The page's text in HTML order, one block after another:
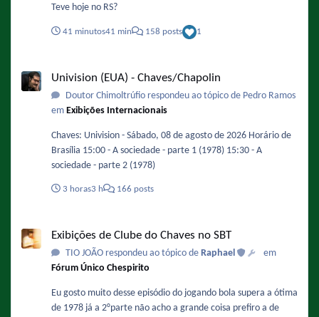
Teve hoje no RS?
41 minutos41 min 158 posts 1
Univision (EUA) - Chaves/Chapolin
Doutor Chimoltrúfio respondeu ao tópico de Pedro Ramos
em Exibições Internacionais
Chaves: Univision - Sábado, 08 de agosto de 2026 Horário de
Brasília 15:00 - A sociedade - parte 1 (1978) 15:30 - A
sociedade - parte 2 (1978)
3 horas3 h 166 posts
Exibições de Clube do Chaves no SBT
TIO JOÃO respondeu ao tópico de Raphael
em
Fórum Único Chespirito
Eu gosto muito desse episódio do jogando bola supera a ótima
de 1978 já a 2°parte não acho a grande coisa prefiro a de